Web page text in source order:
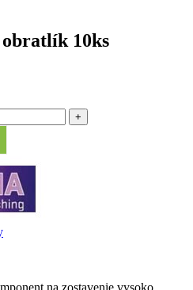
10ks
na zostavenie vysoko